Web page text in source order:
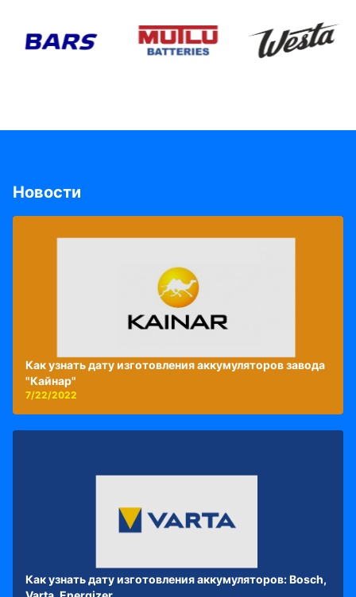
Новости
Как узнать дату изготовления аккумуляторов завода
"Кайнар"
7/22/2022
Как узнать дату изготовления аккумуляторов: Bosch,